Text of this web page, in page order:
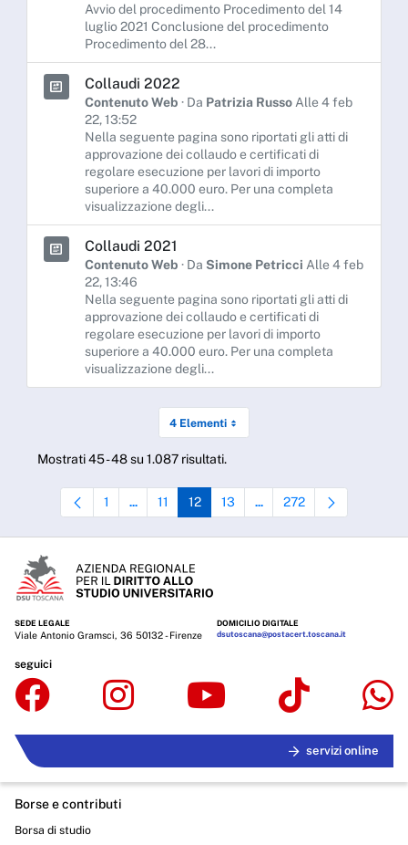
Avvio del procedimento Procedimento del 14
luglio 2021 Conclusione del procedimento
Procedimento del 28...
Collaudi 2022
Contenuto Web · Da Patrizia Russo Alle 4 feb
22, 13:52
Nella seguente pagina sono riportati gli atti di
approvazione dei collaudo e certificati di
regolare esecuzione per lavori di importo
superiore a 40.000 euro. Per una completa
visualizzazione degli...
Collaudi 2021
Contenuto Web · Da Simone Petricci Alle 4 feb
22, 13:46
Nella seguente pagina sono riportati gli atti di
approvazione dei collaudo e certificati di
regolare esecuzione per lavori di importo
superiore a 40.000 euro. Per una completa
visualizzazione degli...
4 Elementi
Mostrati 45 - 48 su 1.087 risultati.
Pagina
1 ...Pagine intermedie Use TAB to navigate.
Pagina
11 Pagina
12 Pagina
13 ...Pagine intermedie Use TAB
Pagina
272
SEDE LEGALE
Viale Antonio Gramsci, 36 50132 - Firenze
DOMICILIO DIGITALE
dsutoscana@postacert.toscana.it
seguici
servizi online
Borse e contributi
Borsa di studio